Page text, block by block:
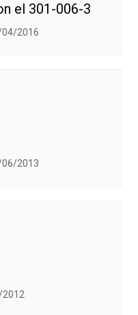
el 301-006-3
2016
2013